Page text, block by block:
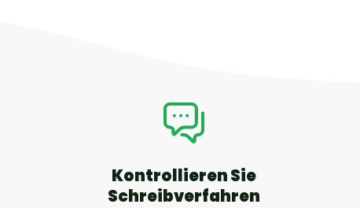
Kontrollieren Sie
Schreibverfahren